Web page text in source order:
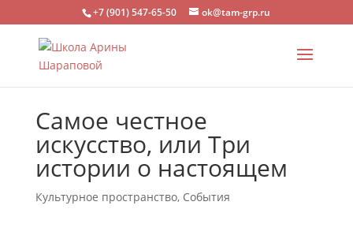
+7 (901) 547-65-50 ok@tam-grp.ru
Самое честное
искусство, или Три
истории о настоящем
Культурное пространство, События